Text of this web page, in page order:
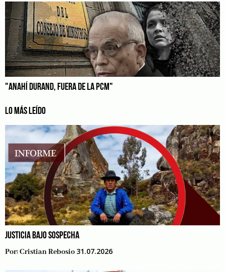
"ANAHÍ DURAND, FUERA DE LA PCM"
LO MÁS LEÍDO
JUSTICIA BAJO SOSPECHA
Por:Cristian Rebosio 31.07.2026